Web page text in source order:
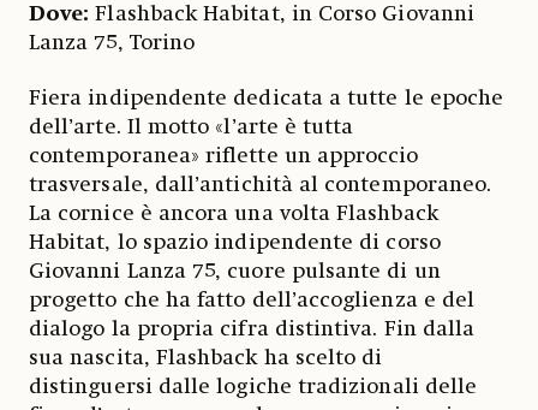
Dove: Flashback Habitat, in Corso Giovanni
Lanza 75, Torino
Fiera indipendente dedicata a tutte le epoche
dell’arte. Il motto «l’arte è tutta
contemporanea» riflette un approccio
trasversale, dall’antichità al contemporaneo.
La cornice è ancora una volta Flashback
Habitat, lo spazio indipendente di corso
Giovanni Lanza 75, cuore pulsante di un
progetto che ha fatto dell’accoglienza e del
dialogo la propria cifra distintiva. Fin dalla
sua nascita, Flashback ha scelto di
distinguersi dalle logiche tradizionali delle